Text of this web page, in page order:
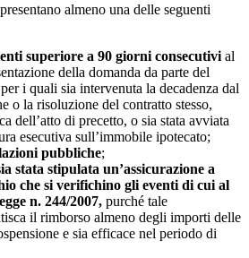
almeno una delle seguenti
superiore a 90 giorni consecutivi al
della domanda da parte del
i quali sia intervenuta la decadenza dal
o la risoluzione del contratto stesso,
dell’atto di precetto, o sia stata avviata
esecutiva sull’immobile ipotecato;
pubbliche;
stata stipulata un’assicurazione a
che si verifichino gli eventi di cui al
n. 244/2007, purché tale
il rimborso almeno degli importi delle
e sia efficace nel periodo di